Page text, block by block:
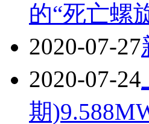
的“死亡螺
2020-07-27
2020-07-24
期